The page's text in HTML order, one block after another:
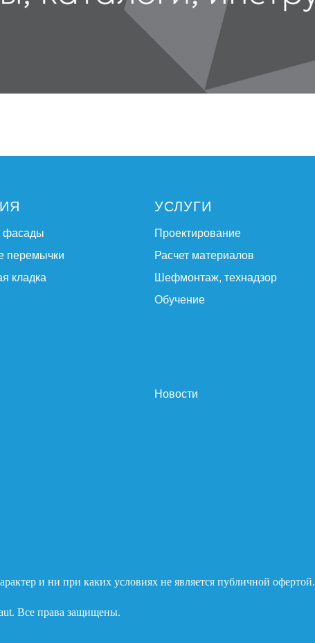
фасады
перемычки
кладка
УСЛУГИ
Проектирование
Расчет материалов
Шефмонтаж, технадзор
Обучение
Новости
и ни при каких условиях не является публичной офертой.
Все права защищены.